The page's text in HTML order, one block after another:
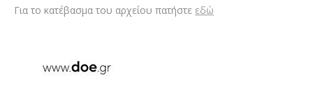
Για το κατέβασμα του αρχείου πατήστε εδώ